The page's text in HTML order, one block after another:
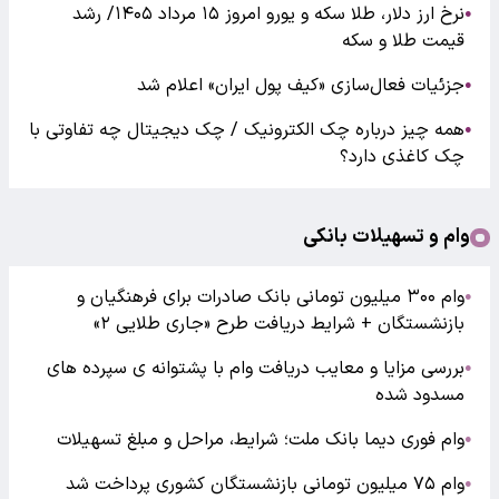
●
نرخ ارز دلار، طلا سکه و یورو امروز ۱۵ مرداد ۱۴۰۵/ رشد
قیمت طلا و سکه
●جزئیات فعال‌سازی «کیف پول ایران» اعلام شد
●همه چیز درباره چک الکترونیک / چک دیجیتال چه تفاوتی با
چک کاغذی دارد؟
وام و تسهیلات بانکی
●
وام ۳۰۰ میلیون تومانی بانک صادرات برای فرهنگیان و
بازنشستگان + شرایط دریافت طرح «جاری طلایی ۲»
●بررسی مزایا و معایب دریافت وام با پشتوانه ی سپرده های
مسدود شده
●وام فوری دیما بانک ملت؛ شرایط، مراحل و مبلغ تسهیلات
●وام ۷۵ میلیون تومانی بازنشستگان کشوری پرداخت شد